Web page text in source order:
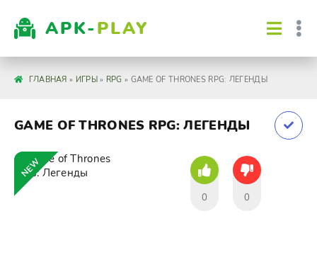
APK-PLAY
ГЛАВНАЯ » ИГРЫ» RPG » GAME OF THRONES RPG: ЛЕГЕНДЫ
GAME OF THRONES RPG: ЛЕГЕНДЫ
NEW
0 0